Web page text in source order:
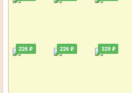
226 ₽ 226 ₽ 329 ₽